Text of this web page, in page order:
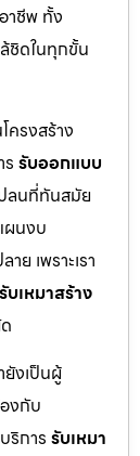
าชีพ ทั้ง
ชิดในทุกขั้น
ครงสร้าง
รับออกแบบ
ลนที่ทันสมัย
ผนงบ
ย เพราะเรา
รับเหมาสร้าง
ยังเป็นผู้
งกับ
ริการ รับเหมา